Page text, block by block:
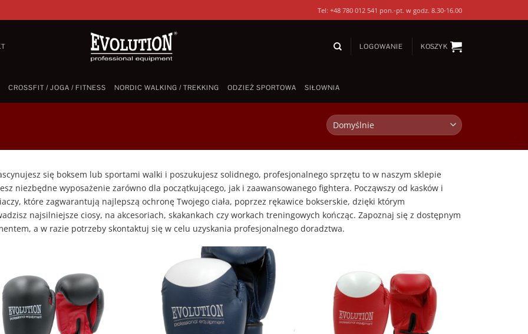
Tel: +48 780 012 541 pon.-pt. w godz. 8.30-16.00
LOGOWANIE KOSZYK
CROSSFIT / JOGA / FITNESS NORDIC WALKING / TREKKING ODZIEŻ SPORTOWA SIŁOWNIA
się boksem lub sportami walki i poszukujesz solidnego, profesjonalnego sprzętu to w naszym sklepie
niezbędne wyposażenie zarówno dla początkującego, jak i zaawansowanego fightera. Począwszy od kasków i
które zagwarantują najlepszą ochronę Twojego ciała, poprzez rękawice bokserskie, dzięki którym
najsilniejsze ciosy, na akcesoriach, skakankach czy workach treningowych kończąc. Zapoznaj się z dostępnym
a w razie potrzeby skontaktuj się w celu uzyskania profesjonalnego doradztwa.